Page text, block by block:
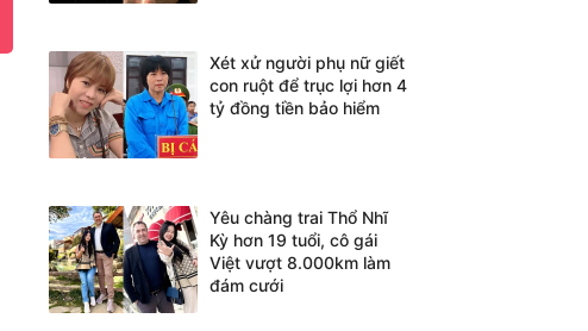
Xét xử người phụ nữ giết
con ruột để trục lợi hơn 4
tỷ đồng tiền bảo hiểm
Yêu chàng trai Thổ Nhĩ
Kỳ hơn 19 tuổi, cô gái
Việt vượt 8.000km làm
đám cưới